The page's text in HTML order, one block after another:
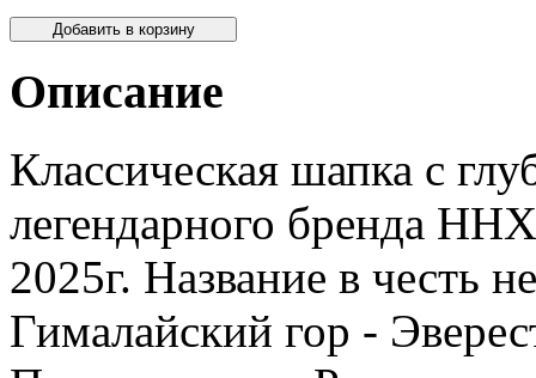
Описание
Классическая шапка с
легендарного бренда
2025г. Название в честь
Гималайский гор -